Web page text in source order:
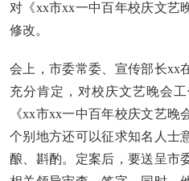
对《xx市xx一中百年校庆文艺
修改。
会上，市委常委、宣传部长xx
充分肯定，对校庆文艺晚会
《xx市xx一中百年校庆文艺晚
个别地方还可以征求知名人士
酿、斟酌。定案后，要送呈市